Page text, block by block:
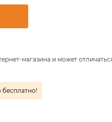
магазина и может
бесплатно!